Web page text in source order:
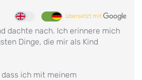
übersetzt mit
dachte nach. Ich erinnere mich
Dinge, die mir als Kind
ich mit meinem